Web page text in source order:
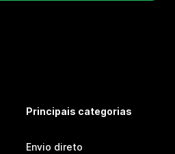
Principais categorias
Envio direto